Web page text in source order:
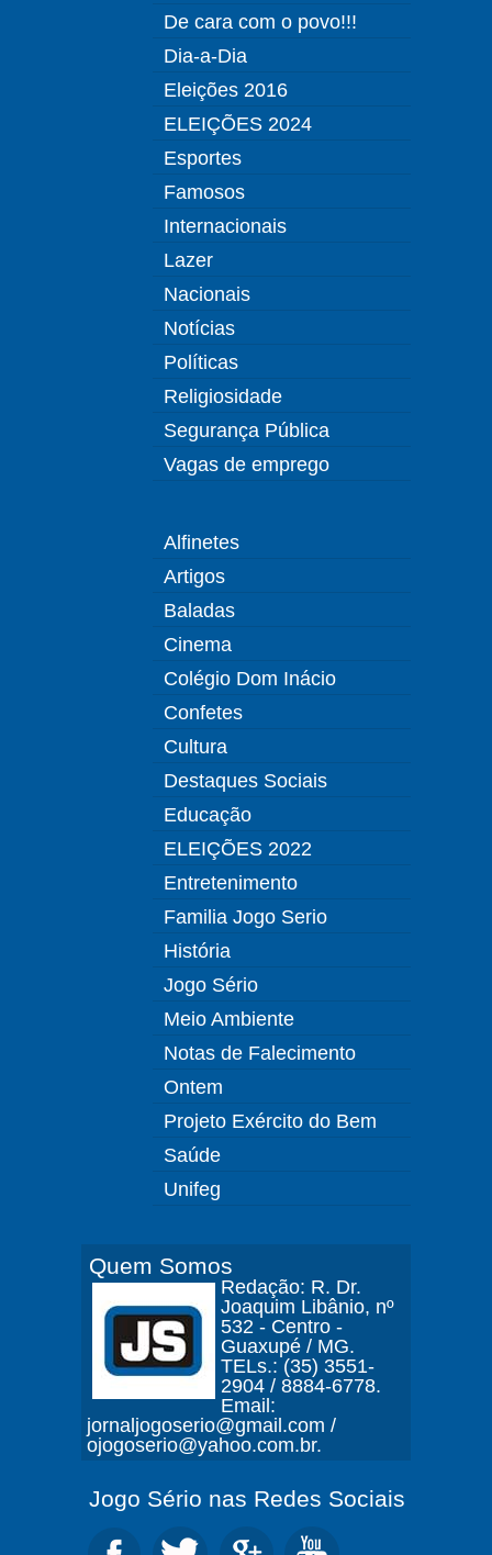
De cara com o povo!!!
Dia-a-Dia
Eleições 2016
ELEIÇÕES 2024
Esportes
Famosos
Internacionais
Lazer
Nacionais
Notícias
Políticas
Religiosidade
Segurança Pública
Vagas de emprego
Alfinetes
Artigos
Baladas
Cinema
Colégio Dom Inácio
Confetes
Cultura
Destaques Sociais
Educação
ELEIÇÕES 2022
Entretenimento
Familia Jogo Serio
História
Jogo Sério
Meio Ambiente
Notas de Falecimento
Ontem
Projeto Exército do Bem
Saúde
Unifeg
Quem Somos
Redação: R. Dr.
Joaquim Libânio, nº
532 - Centro -
Guaxupé / MG.
TELs.: (35) 3551-
2904 / 8884-6778.
Email:
jornaljogoserio@gmail.com /
ojogoserio@yahoo.com.br.
Jogo Sério nas Redes Sociais